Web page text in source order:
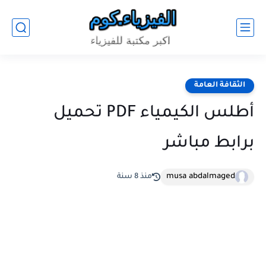
الثقافة العامة
أطلس الكيمياء PDF تحميل
برابط مباشر
musa abdalmaged منذ 8 سنة